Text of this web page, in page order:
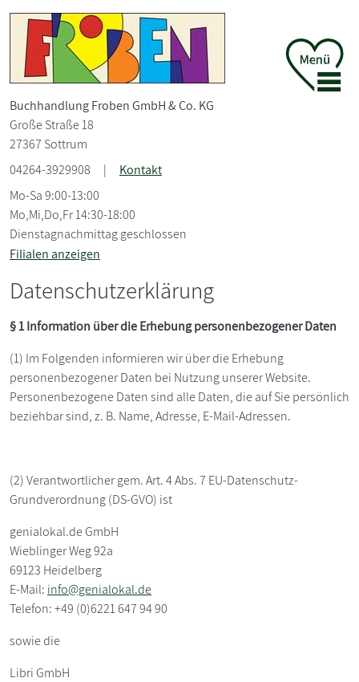
Buchhandlung Froben GmbH &Co. KG
Große Straße 18
27367 Sottrum
04264-3929908
|
Kontakt
Mo-Sa 9:00-13:00
Mo,Mi,Do,Fr 14:30-18:00
Dienstagnachmittag geschlossen
Filialen anzeigen
Datenschutzerklärung
§ 1 Information über die Erhebung personenbezogener Daten
(1) Im Folgenden informieren wir über die Erhebung
personenbezogener Daten bei Nutzung unserer Website.
Personenbezogene Daten sind alle Daten, die auf Sie persönlich
beziehbar sind, z. B. Name, Adresse, E-Mail-Adressen.
(2) Verantwortlicher gem. Art. 4 Abs. 7 EU-Datenschutz-
Grundverordnung (DS-GVO) ist
genialokal.de GmbH
Wieblinger Weg 92a
69123 Heidelberg
E-Mail: info@genialokal.de
Telefon: +49 (0)6221 647 94 90
sowie die
Libri GmbH